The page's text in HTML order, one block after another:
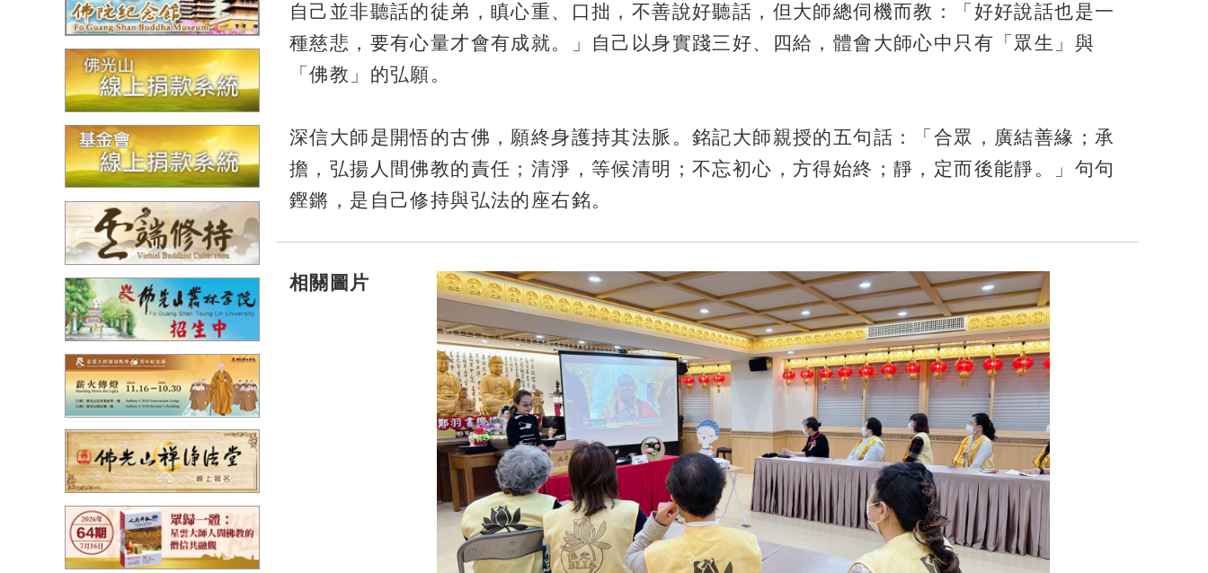
自己並非聽話的徒弟，瞋心重、口拙，不善說好聽話，但大師總伺機而教：「好好說話也是一
種慈悲，要有心量才會有成就。」自己以身實踐三好、四給，體會大師心中只有「眾生」與
「佛教」的弘願。
深信大師是開悟的古佛，願終身護持其法脈。銘記大師親授的五句話：「合眾，廣結善緣；承
擔，弘揚人間佛教的責任；清淨，等候清明；不忘初心，方得始終；靜，定而後能靜。」句句
鏗鏘，是自己修持與弘法的座右銘。
相關圖片